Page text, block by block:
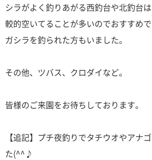
シラがよく釣りあがる西釣台や北釣台
較的空いてることが多いのでおすすめ
ガシラを釣られた方もいました。
その他、ツバス、クロダイなど。
皆様のご来園をお待ちしております。
【追記】プチ夜釣りでタチウオやアナ
た(^^♪